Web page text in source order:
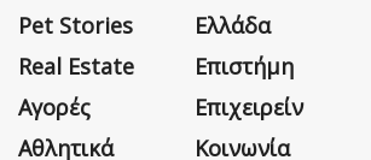
Pet Stories
Real Estate
Αγορές
Αθλητικά
Ελλάδα
Επιστήμη
Επιχειρείν
Κοινωνία